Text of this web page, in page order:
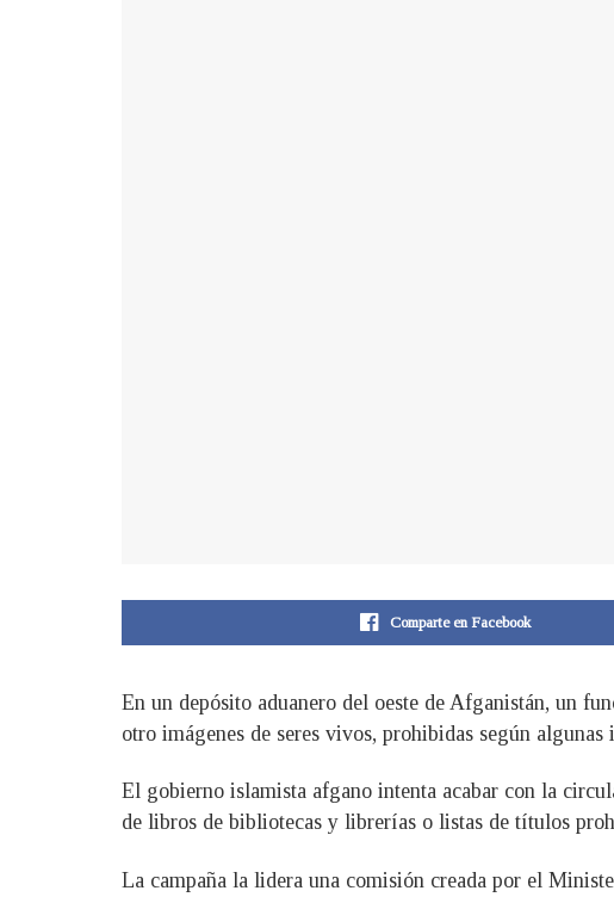
Comparte en Facebook
En un depósito aduanero del oeste de Afganistán, un
otro imágenes de seres vivos, prohibidas según
El gobierno islamista afgano intenta acabar con la
de libros de bibliotecas y librerías o listas de títulos
La campaña la lidera una comisión creada por el